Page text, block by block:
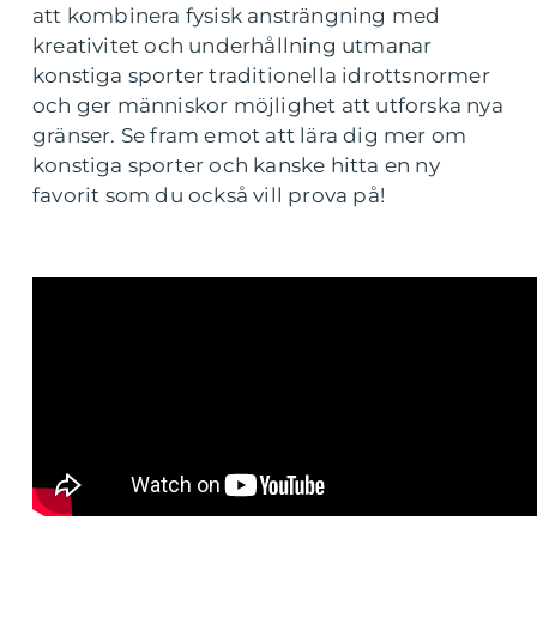
att kombinera fysisk ansträngning med
kreativitet och underhållning utmanar
konstiga sporter traditionella idrottsnormer
och ger människor möjlighet att utforska nya
gränser. Se fram emot att lära dig mer om
konstiga sporter och kanske hitta en ny
favorit som du också vill prova på!